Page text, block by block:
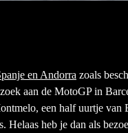
en Andorra zoals
aan de MotoGP in
een half uurtje
Helaas heb je dan als